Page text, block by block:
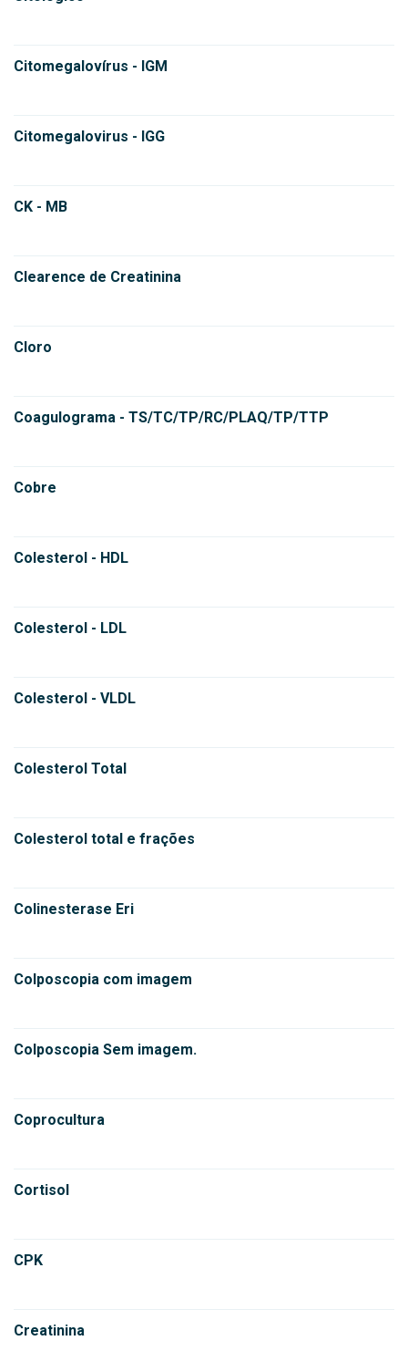
Citomegalovírus - IGM
Citomegalovirus - IGG
CK - MB
Clearence de Creatinina
Cloro
Coagulograma - TS/TC/TP/RC/PLAQ/TP/TTP
Cobre
Colesterol - HDL
Colesterol - LDL
Colesterol - VLDL
Colesterol Total
Colesterol total e frações
Colinesterase Eri
Colposcopia com imagem
Colposcopia Sem imagem.
Coprocultura
Cortisol
CPK
Creatinina